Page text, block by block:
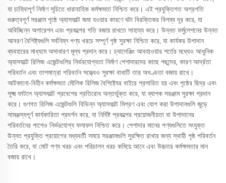
যা চাহিদাপূর্ণ নির্মাণ সূচিতে ধারাবাহিক কর্মক্ষমতা নিশ্চিত করে। এই প্রযুক্তিগত অগ্রগতি
গুরুত্বপূর্ণ সরঞ্জাম পৃষ্ঠে অ্যাসফাল্ট জমা হওয়ার কারণে ঘটা বিরক্তিকর বিলম্ব দূর করে, যা
অবিচ্ছিন্ন অপারেশন এবং প্রকল্পের গতি বজায় রাখতে সাহায্য করে। উন্নত ফর্মুলেশনের উন্নত
আবরণ বৈশিষ্ট্যগুলি সর্বনিম্ন পণ্য খরচে সম্পূর্ণ পৃষ্ঠ সুরক্ষা নিশ্চিত করে, যা কার্যকর উপাদান
ব্যবহারের মাধ্যমে অসাধারণ মূল্য প্রদান করে। চ্যালেঞ্জিং আবহাওয়ার শর্তের মধ্যেও আধুনিক
অ্যাসফাল্ট রিলিজ এজেন্টগুলির নির্ভরযোগ্যতা নির্মাণ পেশাদারদের কাছে পছন্দের, কারণ আর্দ্রতা
পরিবর্তন এবং তাপমাত্রা পরিবর্তন সত্ত্বেও সুরক্ষা বাধাটি তার অখণ্ডতা বজায় রাখে।
আটকানো-বিহীন কর্মক্ষমতা মৌলিক রিলিজ বৈশিষ্ট্যের বাইরে প্রসারিত হয় এবং পৃষ্ঠের ছিদ্র এবং
সূক্ষ্ম ফাটলে অ্যাসফাল্ট প্রবেশের প্রতিরোধ অন্তর্ভুক্ত করে, যা ব্যাপক সরঞ্জাম সুরক্ষা প্রদান
করে। গুণগত রিলিজ এজেন্টগুলি বিভিন্ন অ্যাসফাল্ট মিশ্রণ এবং যোগ করা উপাদানগুলি জুড়ে
সামঞ্জস্যপূর্ণ কার্যকারিতা প্রদর্শন করে, যা নির্দিষ্ট প্রকল্পের প্রয়োজনীয়তা বা উপাদানের
পরিবর্তনের পাশেও নির্ভরযোগ্য ফলাফল নিশ্চিত করে। পেশাদার মানের পণ্যগুলিতে সংযুক্ত
উন্নত প্রযুক্তি প্রয়োগের মধ্যবর্তী সময়ে সরঞ্জামগুলি সুরক্ষিত রাখার জন্য স্থায়ী পৃষ্ঠ পরিবর্তন
তৈরি করে, যা মোট পণ্য খরচ এবং পরিচালন খরচ কমিয়ে আনে এবং উচ্চতর কর্মক্ষমতার মান
বজায় রাখে।